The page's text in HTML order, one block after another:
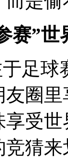
赛”世
足球
圈
受
猜